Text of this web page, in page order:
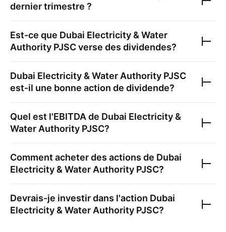
dernier trimestre ?
Est-ce que Dubai Electricity & Water
Authority PJSCverse des dividendes?
Dubai Electricity & Water Authority PJSC
est-il une bonne action de dividende?
Quel est l'EBITDA de Dubai Electricity &
Water Authority PJSC?
Comment acheter des actions de Dubai
Electricity & Water Authority PJSC?
Devrais-je investir dans l'action Dubai
Electricity & Water Authority PJSC?